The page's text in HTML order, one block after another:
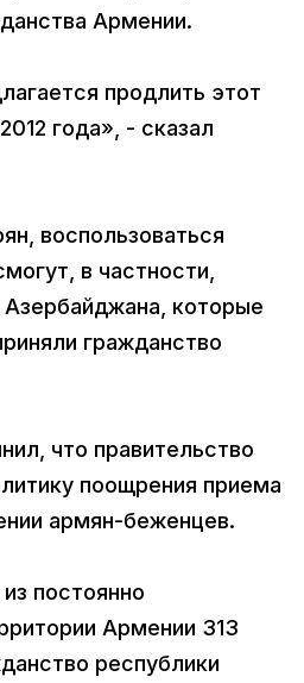
Армении.
продлить этот
года», - сказал
воспользоваться
в частности,
которые
гражданство
что правительство
поощрения приема
армян-беженцев.
постоянно
Армении 313
республики